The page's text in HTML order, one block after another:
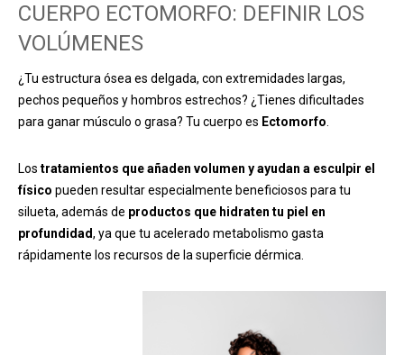
CUERPO ECTOMORFO: DEFINIR LOS
VOLÚMENES
¿Tu estructura ósea es delgada, con extremidades largas,
pechos pequeños y hombros estrechos? ¿Tienes dificultades
para ganar músculo o grasa? Tu cuerpo es Ectomorfo
Los tratamientos que añaden volumen y ayudan a esculpir el
físico pueden resultar especialmente beneficiosos para tu
silueta, además de productos que hidraten tu piel en
profundidad, ya que tu acelerado metabolismo gasta
rápidamente los recursos de la superficie dérmica.